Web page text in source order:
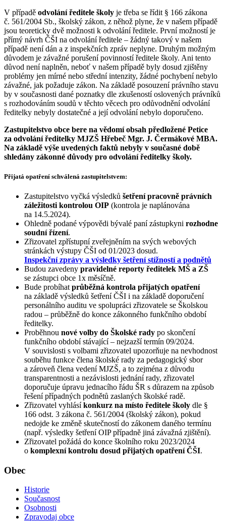
V případě odvolání ředitele školy je třeba se řídit § 166 zákona
č. 561/2004 Sb., školský zákon, z něhož plyne, že v našem případě
jsou teoreticky dvě možnosti k odvolání ředitele. První možností je
přímý návrh ČŠI na odvolání ředitele – žádný takový v našem
případě není dán a z inspekčních zpráv neplyne. Druhým možným
důvodem je závažné porušení povinností ředitele školy. Ani tento
důvod není naplněn, neboť v našem případě byly dosud zjištěny
problémy jen mírné nebo střední intenzity, žádné pochybení nebylo
závažné, jak požaduje zákon. Na základě posouzení právního stavu
by v současnosti dané poznatky dle zkušeností oslovených právníků
s rozhodováním soudů v těchto věcech pro odůvodnění odvolání
ředitelky nebyly dostatečné a její odvolání nebylo doporučeno.
Zastupitelstvo obce bere na vědomí obsah předložené Petice
za odvolání ředitelky MJZŠ Hřebeč Mgr. J. Čermákové MBA.
Na základě výše uvedených faktů nebyly v současné době
shledány zákonné důvody pro odvolání ředitelky školy.
Přijatá opatření schválená zastupitelstvem:
Zastupitelstvo vyčká výsledků šetření pracovně právních
záležitosti kontrolou OIP (kontrola je naplánována
na 14.5.2024).
Ohledně podané výpovědi bývalé paní zástupkyni rozhodne
soudní řízení.
Zřizovatel zpřístupní zveřejněním na svých webových
stránkách výstupy ČŠI od 01/2023 dosud.
Inspekční zprávy a výsledky šetření stížností a podnětů
Budou zavedeny pravidelné reporty ředitelek MŠ a ZŠ
se zástupci obce 1x měsíčně.
Bude probíhat průběžná kontrola přijatých opatření
na základě výsledků šetření ČŠI i na základě doporučení
personálního auditu ve spolupráci zřizovatele se Školskou
radou – průběžně do konce zákonného funkčního období
ředitelky.
Proběhnou nové volby do Školské rady po skončení
funkčního období stávající – nejzazší termín 09/2024.
V souvislosti s volbami zřizovatel upozorňuje na nevhodnost
souběhu funkce člena školské rady za pedagogický sbor
a zároveň člena vedení MJZŠ, a to zejména z důvodu
transparentnosti a nezávislosti jednání rady, zřizovatel
doporučuje úpravu jednacího řádu ŠR s důrazem na způsob
řešení případných podnětů zaslaných školské radě.
Zřizovatel vyhlásíkonkurz na místo ředitele školy dle §
166 odst. 3 zákona č. 561/2004 (školský zákon), pokud
nedojde ke změně skutečností do zákonem daného termínu
(např. výsledky šetření OIP případně jiná závažná zjištění).
Zřizovatel požádá do konce školního roku 2023/2024
o komplexní kontrolu dosud přijatých opatření ČŠI.
Obec
Historie
Současnost
Osobnosti
Zpravodaj obce